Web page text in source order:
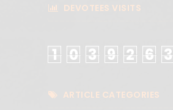
DEVOTEES VISITS
1 0 3 9 2 6 3
ARTICLE CATEGORIES